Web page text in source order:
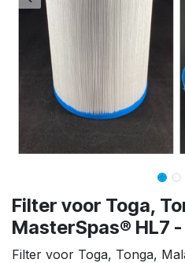
Filter voor Toga,
MasterSpas® HL7
Filter voor Toga, Tonga,